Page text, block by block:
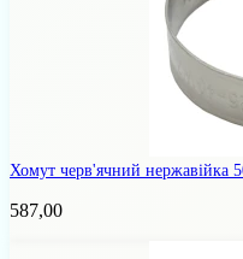
Хомут черв'ячний нержавійка
587,00